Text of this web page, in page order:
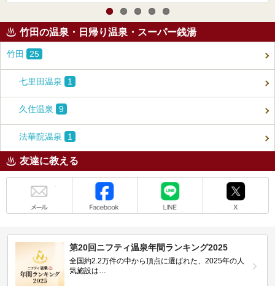
竹田の温泉・日帰り温泉・スーパー銭湯
竹田 25
七里田温泉 1
久住温泉 9
法華院温泉 1
友達に教える
第20回ニフティ温泉年間ランキング2025
全国約2.2万件の中から頂点に選ばれた、2025年の人
気施設は…